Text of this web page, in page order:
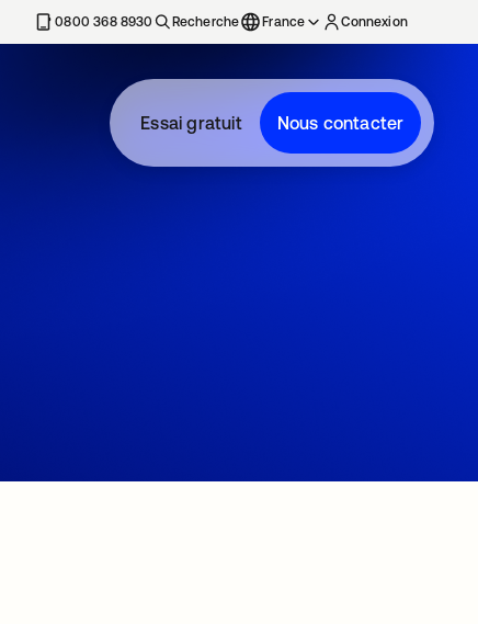
0800 368 8930 Recherche France Connexion
Essai gratuit Nous contacter